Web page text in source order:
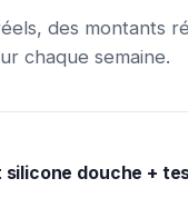
des montants
chaque semaine.
silicone douche +